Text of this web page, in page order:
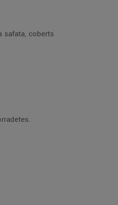
amb una mica de paper de cuina, enfarina-les i fregeix-les, en oli abundant, 1 min. Han de quedar torradetes.